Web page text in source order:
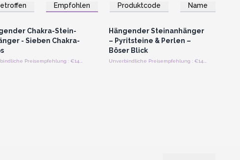
Empfohlen Produktcode Name
Anmelden oder Registrieren
für Großhandelspreise
Chakra-Stein-
- Sieben Chakra-
Anmelden oder Registrieren
für Großhandelspreise
Hängender Steinanhänger
– Pyritsteine ​​& Perlen –
Böser Blick